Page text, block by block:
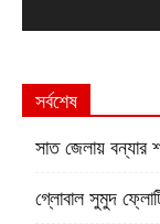
সর্বশেষ
সাত জেলায় বন্যার
গ্লোবাল সুমুদ